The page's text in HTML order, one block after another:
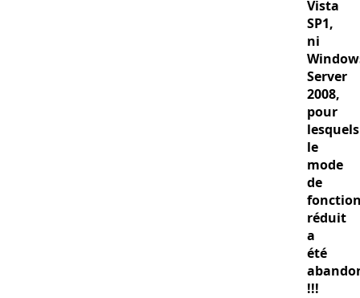
Vista
SP1,
ni
Server
2008,
pour
lesquels
le
mode
de
réduit
a
été
!!!